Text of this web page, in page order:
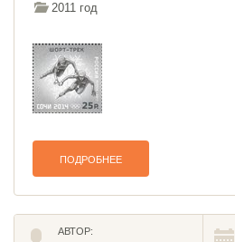
2011 год
ПОДРОБНЕЕ
АВТОР: